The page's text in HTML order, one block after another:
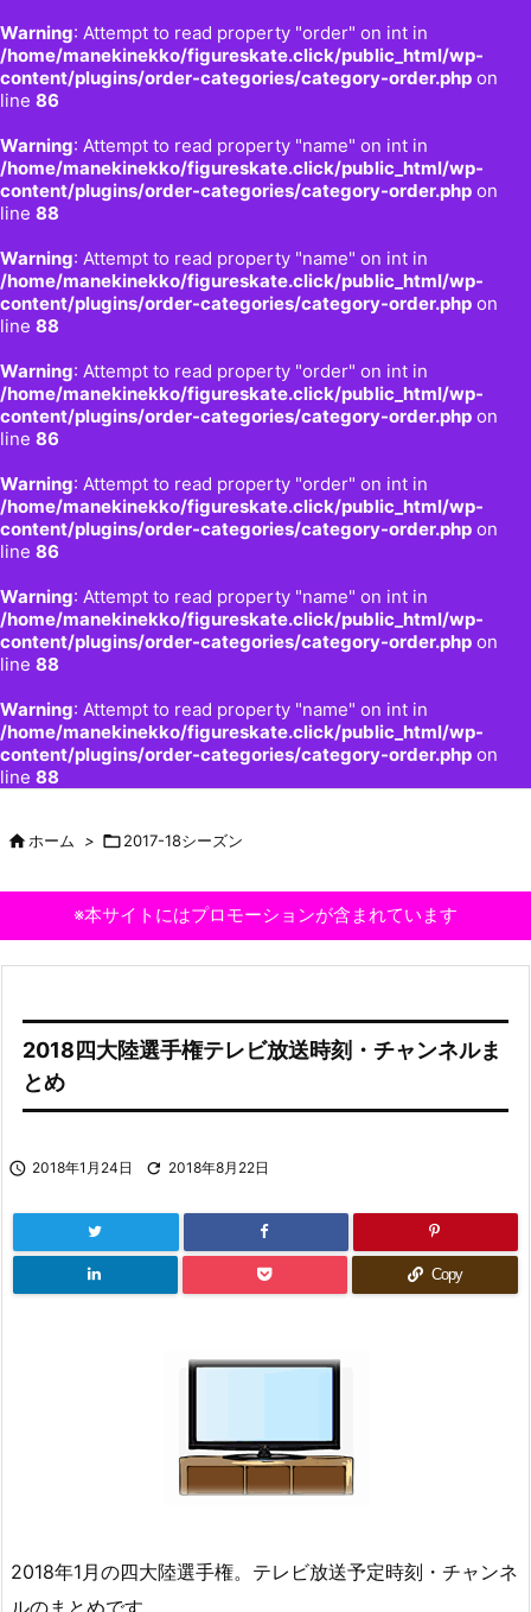
Warning: Attempt to read property "order" on int in
/home/manekinekko/figureskate.click/public_html/wp-
content/plugins/order-categories/category-order.php on
line 86
Warning: Attempt to read property "name" on int in
/home/manekinekko/figureskate.click/public_html/wp-
content/plugins/order-categories/category-order.php on
line 88
Warning: Attempt to read property "name" on int in
/home/manekinekko/figureskate.click/public_html/wp-
content/plugins/order-categories/category-order.php on
line 88
Warning: Attempt to read property "order" on int in
/home/manekinekko/figureskate.click/public_html/wp-
content/plugins/order-categories/category-order.php on
line 86
Warning: Attempt to read property "order" on int in
/home/manekinekko/figureskate.click/public_html/wp-
content/plugins/order-categories/category-order.php on
line 86
Warning: Attempt to read property "name" on int in
/home/manekinekko/figureskate.click/public_html/wp-
content/plugins/order-categories/category-order.php on
line 88
Warning: Attempt to read property "name" on int in
/home/manekinekko/figureskate.click/public_html/wp-
content/plugins/order-categories/category-order.php on
line 88
ホーム > 2017-18シーズン
※本サイトにはプロモーションが含まれています
2018四大陸選手権テレビ放送時刻・チャンネルま
とめ
 2018年1月24日  2018年8月22日
Copy
2018年1月の四大陸選手権。テレビ放送予定時刻・チャンネ
ルのまとめです。